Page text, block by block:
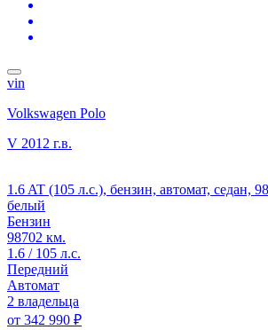
vin
Volkswagen Polo
V 2012 г.в.
1.6 AT (105 л.с.), бензин, автомат, седан,
белый
Бензин
98702 км.
1.6 / 105 л.с.
Передний
Автомат
2 владельца
от 342 990 ₽